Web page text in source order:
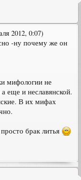
2012, 0:07)
-ну почему же он
мифологии не
еще и неславянской.
В их мифах
брак литья